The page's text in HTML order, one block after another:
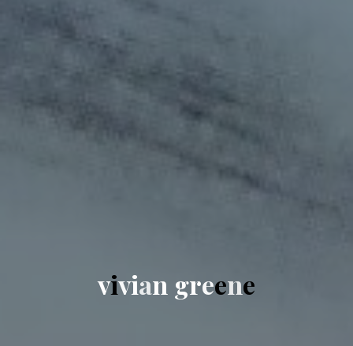
vivian greene